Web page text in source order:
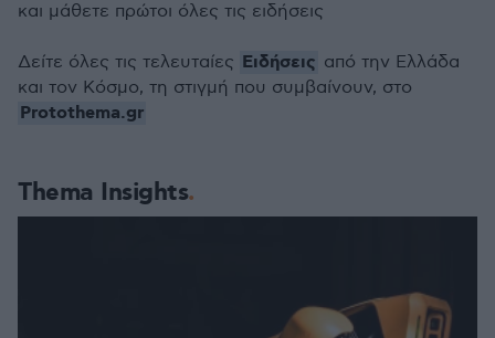
Thema Insights
και μάθετε πρώτοι όλες τις ειδήσεις
Δείτε όλες τις τελευταίες Ειδήσεις από την Ελλάδα
και τον Κόσμο, τη στιγμή που συμβαίνουν, στο
Protothema.gr